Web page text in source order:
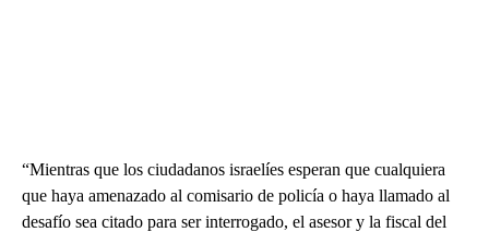
“Mientras que los ciudadanos israelíes esperan que cualquiera
que haya amenazado al comisario de policía o haya llamado al
desafío sea citado para ser interrogado, el asesor y la fiscal del